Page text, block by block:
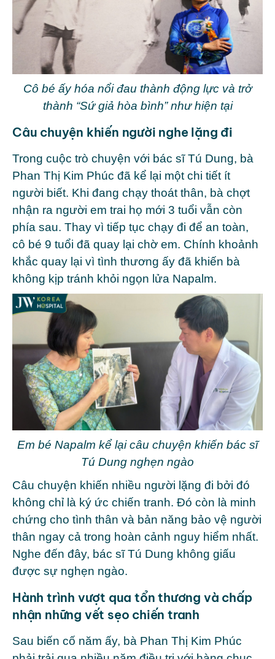
Cô bé ấy hóa nổi đau thành động lực và trở
thành “Sứ giả hòa bình” như hiện tại
Câu chuyện khiến người nghe lặng đi
Trong cuộc trò chuyện với bác sĩTú Dung, bà
Phan Thị Kim Phúc đã kể lại một chi tiết ít
người biết. Khi đang chạy thoát thân, bà chợt
nhận ra người em trai họ mới 3 tuổi vẫn còn
phía sau. Thay vì tiếp tục chạy đi để an toàn,
cô bé 9 tuổi đã quay lại chờ em. Chính khoảnh
khắc quay lại vì tình thương ấy đã khiến bà
không kịp tránh khỏi ngọn lửa Napalm.
Em bé Napalm kể lại câu chuyện khiến bác sĩ
Tú Dung nghẹn ngào
Câu chuyện khiến nhiều người lặng đi bởi đó
không chỉ là ký ức chiến tranh. Đó còn là minh
chứng cho tình thân và bản năng bảo vệ người
thân ngay cả trong hoàn cảnh nguy hiểm nhất.
Nghe đến đây, bác sĩ Tú Dung không giấu
được sự nghẹn ngào.
Hành trình vượt qua tổn thương và chấp
nhận những vết sẹo chiến tranh
Sau biến cố năm ấy, bà Phan Thị Kim Phúc